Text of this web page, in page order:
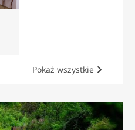
Pokaż wszystkie